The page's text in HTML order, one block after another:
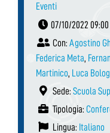
Eventi
07/10/2022 09:00
Con: Agostino
Federica Meta,
Martinico, Luca
Sede: Scuola
Tipologia:
Lingua: Italiano